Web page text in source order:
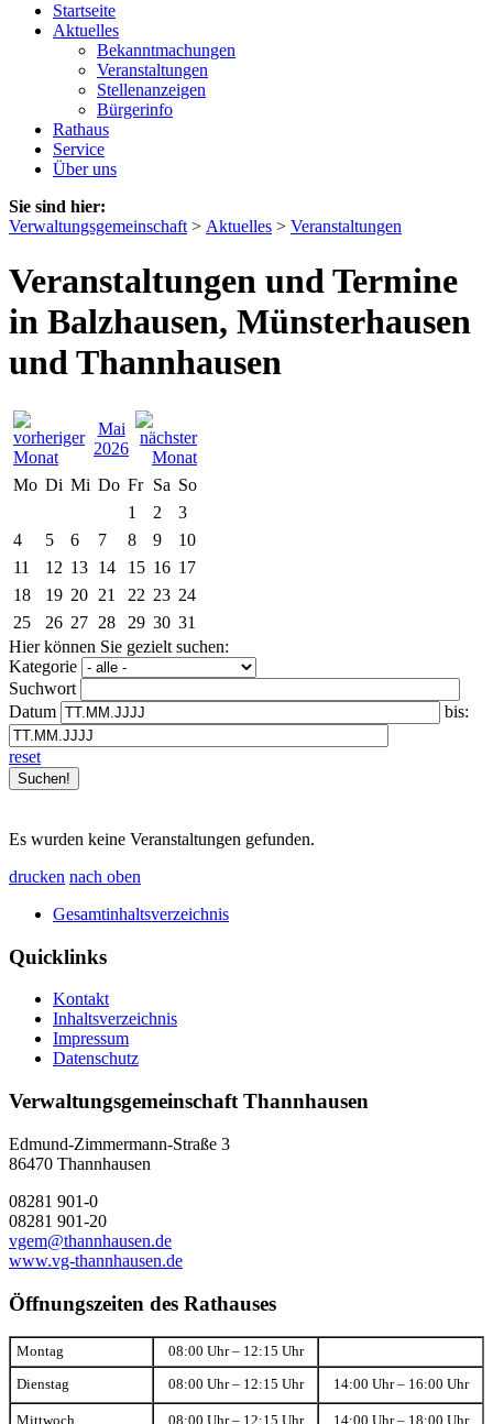
Startseite
Aktuelles
Bekanntmachungen
Veranstaltungen
Stellenanzeigen
Bürgerinfo
Rathaus
Service
Über uns
Sie sind hier:
Verwaltungsgemeinschaft > Aktuelles > Veranstaltungen
Veranstaltungen und Termine
in Balzhausen, Münsterhausen
und Thannhausen
Mai
2026
Mo Di Mi Do Fr Sa So
1
2
3
4
5 6 7 8 9
10
11
12 13 14 15 16 17
18
19 20 21 22 23 24
25
26 27 28 29 30 31
Hier können Sie gezielt suchen:
Kategorie
Suchwort
Datum
bis:
reset
Es wurden keine Veranstaltungen gefunden.
drucken nach oben
Gesamtinhaltsverzeichnis
Quicklinks
Kontakt
Inhaltsverzeichnis
Impressum
Datenschutz
Verwaltungsgemeinschaft Thannhausen
Edmund-Zimmermann-Straße 3
86470 Thannhausen
08281 901-0
08281 901-20
vgem@thannhausen.de
www.vg-thannhausen.de
Öffnungszeiten des Rathauses
Montag 08:00 Uhr – 12:15 Uhr
Dienstag 08:00 Uhr – 12:15 Uhr 14:00 Uhr – 16:00 Uhr